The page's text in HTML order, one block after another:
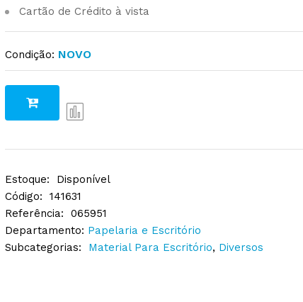
Cartão de Crédito à vista
Condição: NOVO
Estoque:
Disponível
Código:
141631
Referência:
065951
Departamento: Papelaria e Escritório
Subcategorias:
Material Para Escritório, Diversos